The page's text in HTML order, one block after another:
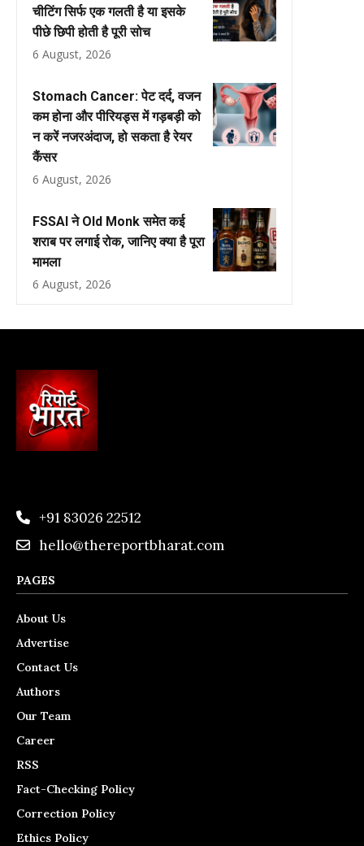
चीटिंग सिर्फ एक गलती है या इसके
पीछे छिपी होती है पूरी सोच
6 August, 2026
Stomach Cancer: पेट दर्द, वजन
कम होना और पीरियड्स में गड़बड़ी को
न करें नजरअंदाज, हो सकता है रेयर
कैंसर
6 August, 2026
FSSAI ने Old Monk समेत कई
शराब पर लगाई रोक, जानिए क्या है पूरा
मामला
6 August, 2026
+91 83026 22512
hello@thereportbharat.com
PAGES
About Us
Advertise
Contact Us
Authors
Our Team
Career
RSS
Fact-Checking Policy
Correction Policy
Ethics Policy